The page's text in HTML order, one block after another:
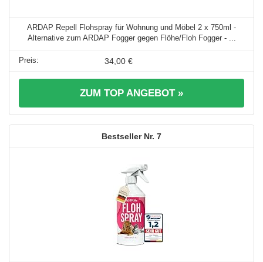
ARDAP Repell Flohspray für Wohnung und Möbel 2 x 750ml -
Alternative zum ARDAP Fogger gegen Flöhe/Floh Fogger - ...
34,00 €
ZUM TOP ANGEBOT »
7